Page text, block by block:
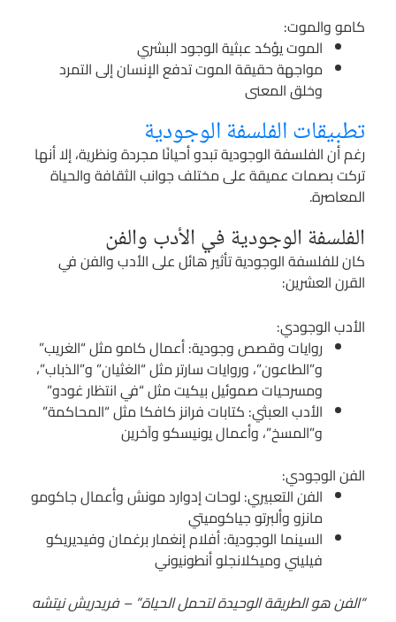
كامو والموت:
الموت يؤكد عبثية الوجود البشري
مواجهة حقيقة الموت تدفع الإنسان إلى التمرد
وخلق المعنى
تطبيقات الفلسفة الوجودية
رغم أن الفلسفة الوجودية تبدو أحيانًا مجردة ونظرية، إلا أنها
تركت بصمات عميقة على مختلف جوانب الثقافة والحياة
المعاصرة.
الفلسفة الوجودية في الأدب والفن
كان للفلسفة الوجودية تأثير هائل على الأدب والفن في
القرن العشرين:
الأدب الوجودي:
روايات وقصص وجودية: أعمال كامو مثل “الغريب”
و”الطاعون”، وروايات سارتر مثل “الغثيان” و”الذباب”،
ومسرحيات صموئيل بيكيت مثل “في انتظار غودو”
الأدب العبثي: كتابات فرانز كافكا مثل “المحاكمة”
و”المسخ”، وأعمال يونيسكو وآخرين
الفن الوجودي:
الفن التعبيري: لوحات إدوارد مونش وأعمال جاكومو
مانزو وألبرتو جياكوميتي
السينما الوجودية: أفلام إنغمار برغمان وفيديريكو
فيليني وميكلانجلو أنطونيوني
“الفن هو الطريقة الوحيدة لتحمل الحياة.” – فريدريش نيتشه